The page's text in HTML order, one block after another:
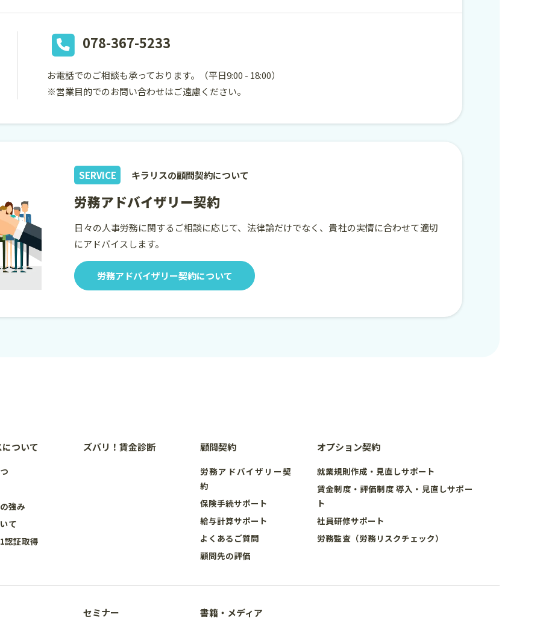
078-367-5233
お電話でのご相談も承っております。
（平日9:00 - 18:00）
※営業目的でのお問い合わせはご遠慮ください。
SERVICE キラリスの顧問契約について
労務アドバイザリー契約
日々の人事労務に関するご相談に応じて、法律論だけでなく、貴社の実情に合わせて適切
にアドバイスします。
労務アドバイザリー契約について
ついて
強み
て
認証取得
ズバリ！賃金診断 顧問契約
労務アドバイザリー契
約
保険手続サポート
給与計算サポート
よくあるご質問
顧問先の評価
オプション契約
就業規則作成・見直しサポート
賃金制度・評価制度 導入・見直しサポー
ト
社員研修サポート
労務監査（労務リスクチェック）
セミナー 書籍・メディア